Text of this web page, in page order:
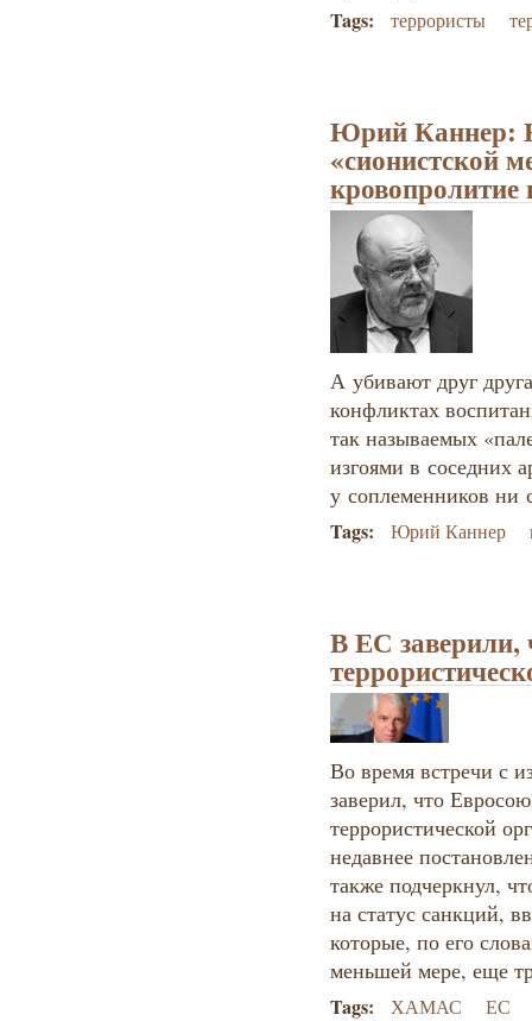
Tags: террористы
Юрий Каннер:
«сионистской
кровопролитие
А убивают друг
конфликтах
так называемых
изгоями в соседних
у соплеменников ни
Tags: Юрий Каннер
В ЕС
Во время встречи с
заверил, что
террористической
недавнее
также подчеркнул,
на статус санкций,
которые, по его
меньшей мере, еще
Tags: ХАМАС ЕС